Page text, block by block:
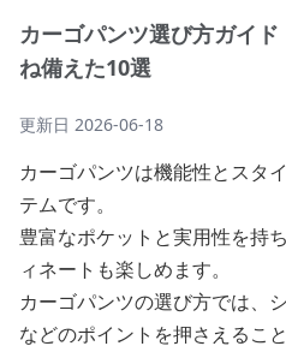
カーゴパンツ選び方ガイ
ね備えた10選
更新日 2026-06-18
カーゴパンツは機能性とスタ
テムです。
豊富なポケットと実用性を持
ィネートも楽しめます。
カーゴパンツの選び方では、
などのポイントを押さえるこ